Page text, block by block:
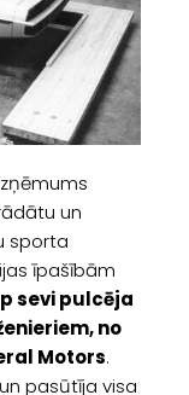
un
sporta
īpašībām
sevi pulcēja
no
Motors.
pasūtīja visa